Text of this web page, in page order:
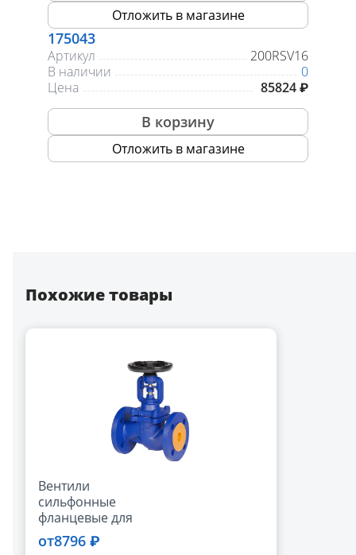
Отложить в магазине
175043
Артикул
200RSV16
В наличии
0
Цена
85824 ₽
В корзину
Отложить в магазине
Похожие товары
Вентили
сильфонные
фланцевые для
пара REON тип
RSV17 Ду 15-300
от8796 ₽